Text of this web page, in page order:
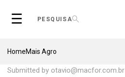
☰ PESQUISA
Breadcrumb
HomeMais Agro
Submitted by otavio@macfor.com.br